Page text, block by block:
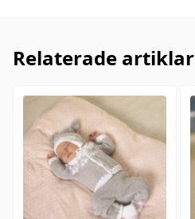
Relaterade artiklar